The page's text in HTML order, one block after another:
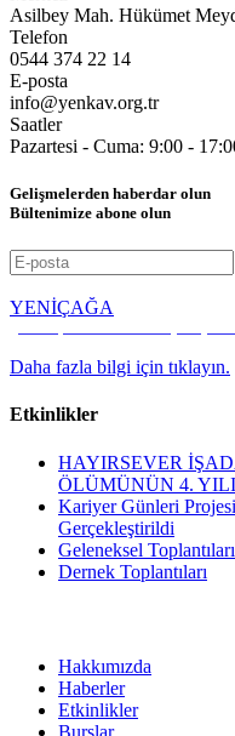
Asilbey Mah. Hükümet
Telefon
0544 374 22 14
E-posta
info@yenkav.org.tr
Saatler
Pazartesi - Cuma: 9:00 -
Gelişmelerden haberdar olun
Bültenimize abone olun
YENİÇAĞA
Daha fazla bilgi için tıklayın.
Etkinlikler
HAYIRSEVER
ÖLÜMÜNÜN 4.
Kariyer Günleri
Gerçekleştirildi
Geleneksel
Dernek Toplantıları
Hakkımızda
Haberler
Etkinlikler